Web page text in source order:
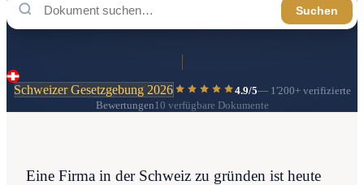
Suchen
Schweizer Gesetzgebung 2026 4.9/5— 1'200+ verifizierte
Bewertungen10 verfügbare Dokumente
Eine Firma in der Schweiz zu gründen ist heute